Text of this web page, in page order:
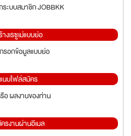
ระบบสมาชิก JOBBKK
งเรซูเม่แบบย่อ
รอกข้อมูลแบบย่อ
แนบไฟล์สมัคร
อ ผลงานของท่าน
รงานผ่านอีเมล